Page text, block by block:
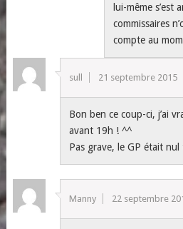
lui-même s’est
commissaires
compte au
sull 21 septembre 2015
Bon ben ce coup-ci, j’ai
avant 19h ! ^^
Pas grave, le GP était nul
Manny 22 septembre